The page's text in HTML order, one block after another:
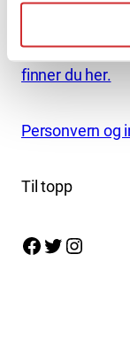
Ansvarlig
finner du her.
Personvern og
Til topp
Facebook Twitter Instagram